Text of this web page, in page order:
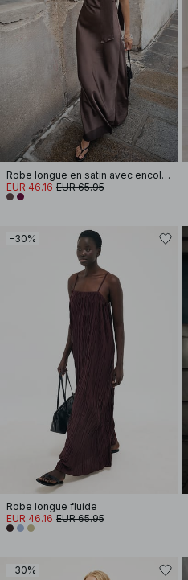
Robe longue en satin avec encolure ronde et écharpe
EUR 46.16 EUR 65.95
-30%
Robe longue fluide
EUR 46.16 EUR 65.95
-30%